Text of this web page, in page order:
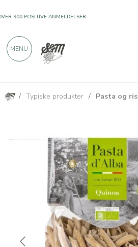
/ Typiske produkter / Pasta og ris
Penne di Quinoa BIO senza glutine 250g
900 POSITIVE ANMELDELSER
MENU